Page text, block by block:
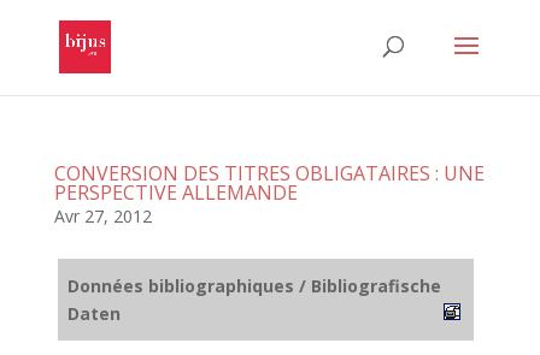
CONVERSION DES TITRES OBLIGATAIRES : UNE
PERSPECTIVE ALLEMANDE
Avr 27, 2012
Données bibliographiques / Bibliografische
Daten